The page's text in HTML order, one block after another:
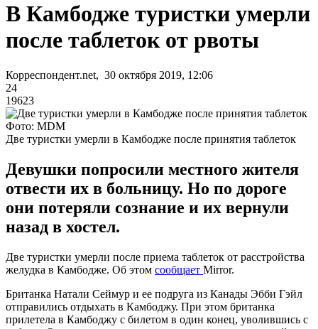
В Камбодже туристки умерли
после таблеток от рвоты
Корреспондент.net, 30 октября 2019, 12:06
24
19623
Фото: MDM
Две туристки умерли в Камбодже после принятия таблеток
Девушки попросили местного жителя
отвести их в больницу. Но по дороге
они потеряли сознание и их вернули
назад в хостел.
Две туристки умерли после приема таблеток от расстройства
желудка в Камбодже. Об этом сообщает Mirror.
Британка Натали Сеймур и ее подруга из Канады Эбби Гэйл
отправились отдыхать в Камбоджу. При этом британка
прилетела в Камбоджу с билетом в один конец, уволившись с